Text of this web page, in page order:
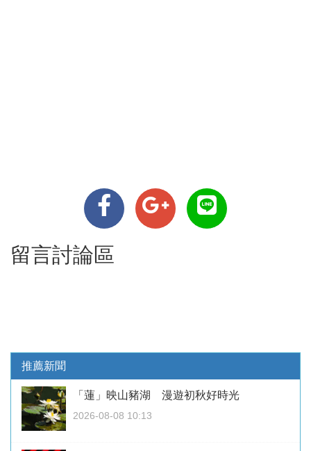
留言討論區
推薦新聞
「蓮」映山豬湖 漫遊初秋好時光
2026-08-08 10:13